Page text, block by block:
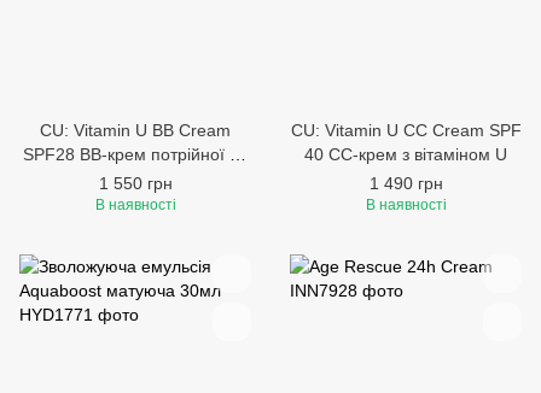
CU: Vitamin U BB Cream
SPF28 BB-крем потрійної дії
з вітаміном U та пептидами
1 550 грн
В наявності
CU: Vitamin U CC Cream SPF
40 CC-крем з вітаміном U
1 490 грн
В наявності